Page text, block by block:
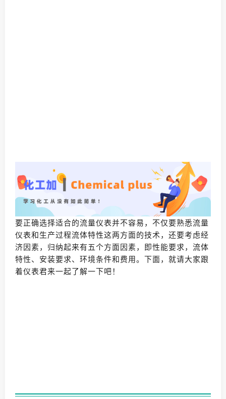
要正确选择适合的流量仪表并不容易，不仅要熟悉流量
仪表和生产过程流体特性这两方面的技术，还要考虑经
济因素，归纳起来有五个方面因素，即性能要求，流体
特性、安装要求、环境条件和费用。下面，就请大家跟
着仪表君来一起了解一下吧！